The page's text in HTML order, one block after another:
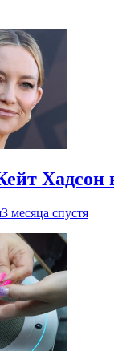
Хадсон
3 месяца спустя